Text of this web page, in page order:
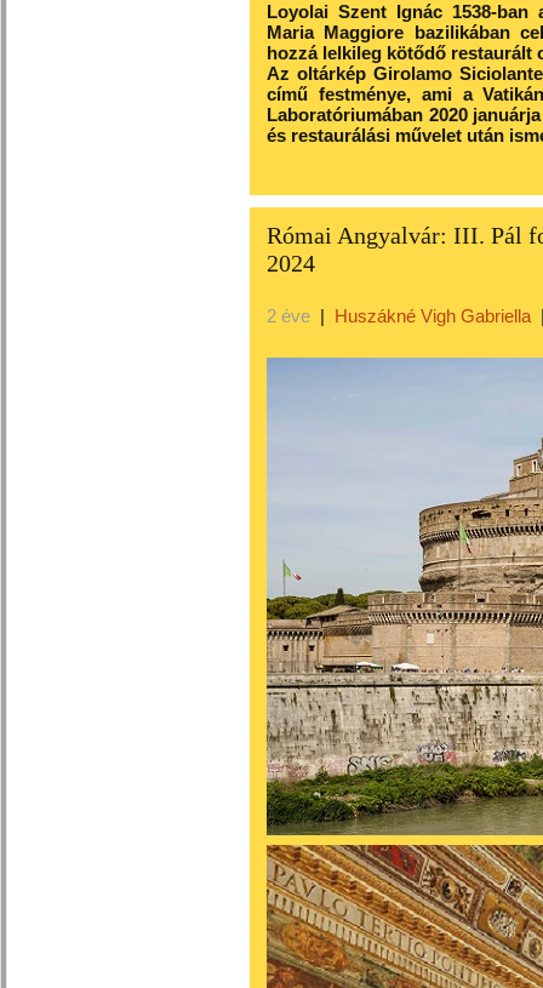
Loyolai Szent Ignác 1538-
Maria Maggiore bazilikában
hozzá lelkileg kötődő restaurált
Az oltárkép Girolamo
című festménye, ami a
Laboratóriumában 2020
és restaurálási művelet után
Római Angyalvár: III. Pál
2024
2 éve | Huszákné Vigh Gabriella